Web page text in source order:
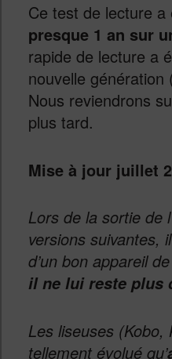
Ce test de lecture
presque 1 an sur
rapide de lecture a
nouvelle
Nous reviendrons
plus tard.
Mise à jour juillet
Lors de la sortie de
versions suivantes,
d’un bon appareil
il ne lui reste plus
Les liseuses (Kobo,
tellement évolué qu’